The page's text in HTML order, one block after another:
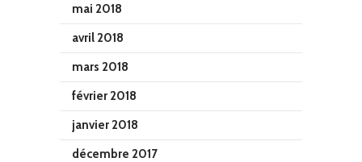
mai 2018
avril 2018
mars 2018
février 2018
janvier 2018
décembre 2017